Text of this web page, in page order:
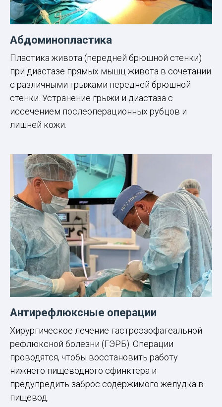
Абдоминопластика
Пластика живота (передней брюшной стенки)
при диастазе прямых мышц живота в сочетании
с различными грыжами передней брюшной
стенки. Устранение грыжи и диастаза с
иссечением послеоперационных рубцов и
лишней кожи.
Антирефлюксные операции
Хирургическое лечение гастроэзофагеальной
рефлюксной болезни (ГЭРБ). Операции
проводятся, чтобы восстановить работу
нижнего пищеводного сфинктера и
предупредить заброс содержимого желудка в
пищевод.